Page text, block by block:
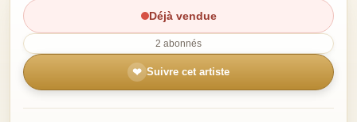
Déjà vendue
2 abonnés
❤ Suivre cet artiste